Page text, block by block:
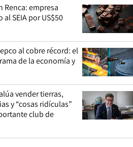
Renca: empresa
SEIA por US$50
al cobre récord: el
de la economía y
vender tierras,
y “cosas ridículas”
club de